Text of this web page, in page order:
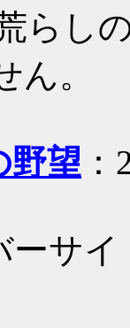
らし
ん。
野望
ーサイ